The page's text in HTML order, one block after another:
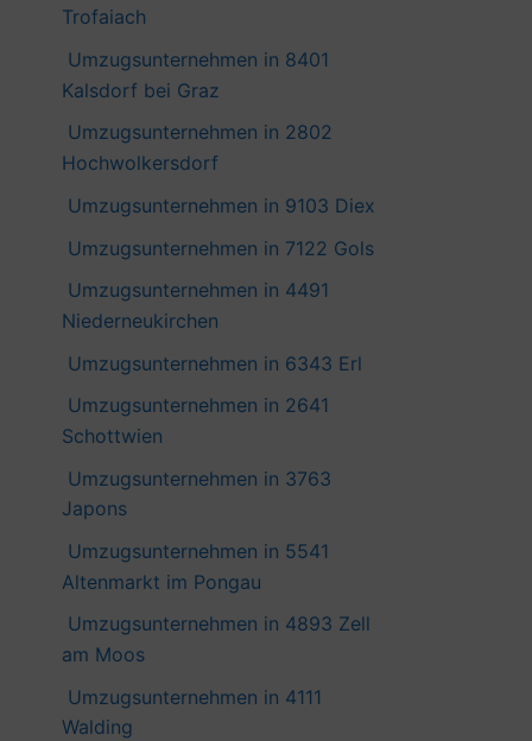
Trofaiach
Umzugsunternehmen in 8401
Kalsdorf bei Graz
Umzugsunternehmen in 2802
Hochwolkersdorf
Umzugsunternehmen in 9103 Diex
Umzugsunternehmen in 7122 Gols
Umzugsunternehmen in 4491
Niederneukirchen
Umzugsunternehmen in 6343 Erl
Umzugsunternehmen in 2641
Schottwien
Umzugsunternehmen in 3763
Japons
Umzugsunternehmen in 5541
Altenmarkt im Pongau
Umzugsunternehmen in 4893 Zell
am Moos
Umzugsunternehmen in 4111
Walding